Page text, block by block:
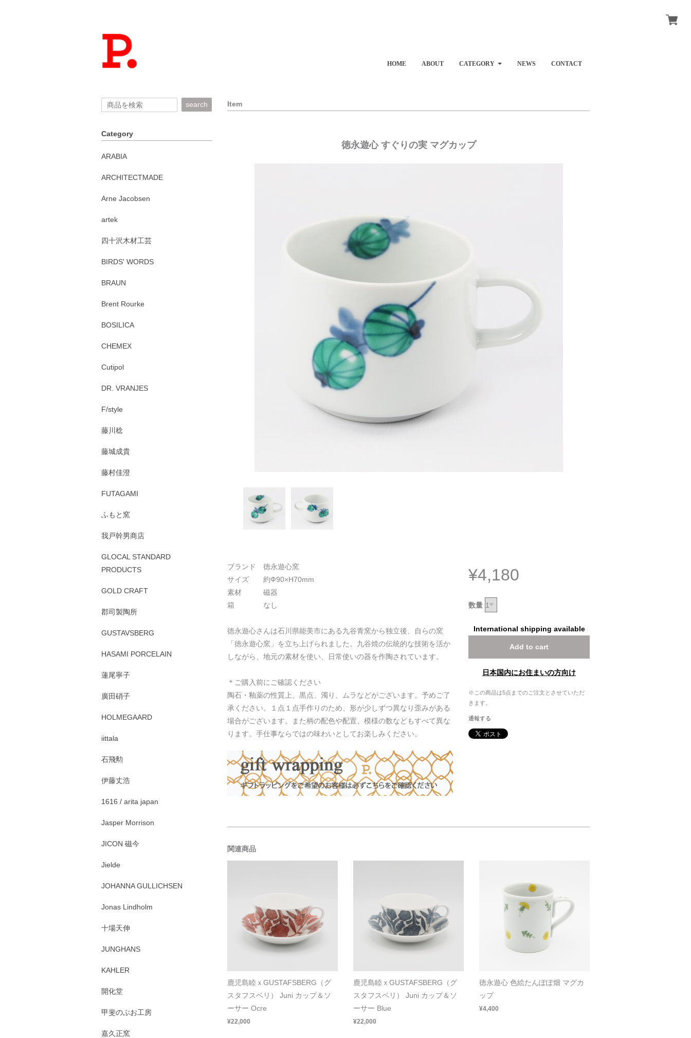
HOME ABOUT CATEGORY NEWS CONTACT
Item
徳永遊心 すぐりの実 マグカップ
ブランド 徳永遊心窯
サイズ 約Ф90×H70mm
素材 磁器
箱 なし
徳永遊心さんは石川県能美市にある九谷青窯から独立後、自らの窯
「徳永遊心窯」を立ち上げられました。九谷焼の伝統的な技術を活か
しながら、地元の素材を使い、日常使いの器を作陶されています。
＊ご購入前にご確認ください
陶石・釉薬の性質上、黒点、濁り、ムラなどがございます。予めご了
承ください。１点１点手作りのため、形が少しずつ異なり歪みがある
場合がございます。また柄の配色や配置、模様の数などもすべて異な
ります。手仕事ならではの味わいとしてお楽しみください。
¥4,180
数量
International shipping available
Add to cart
日本国内にお住まいの方向け
※この商品は5点までのご注文とさせていただ
きます。
通報する
関連商品
鹿児島睦ｘGUSTAFSBERG（グ
スタフスベリ） Juni カップ＆ソ
ーサー Ocre
¥22,000
鹿児島睦ｘGUSTAFSBERG（グ
スタフスベリ） Juni カップ＆ソ
ーサー Blue
¥22,000
徳永遊心 色絵たんぽぽ畑 マグカ
ップ
¥4,400
search
Category
ARABIA
ARCHITECTMADE
Arne Jacobsen
artek
四十沢木材工芸
BIRDS' WORDS
BRAUN
Brent Rourke
BOSILICA
CHEMEX
Cutipol
DR. VRANJES
F/style
藤川稔
藤城成貴
藤村佳澄
FUTAGAMI
ふもと窯
我戸幹男商店
GLOCAL STANDARD
PRODUCTS
GOLD CRAFT
郡司製陶所
GUSTAVSBERG
HASAMI PORCELAIN
蓮尾寧子
廣田硝子
HOLMEGAARD
iittala
石飛勲
伊藤丈浩
1616 / arita japan
Jasper Morrison
JICON 磁今
Jielde
JOHANNA GULLICHSEN
Jonas Lindholm
十場天伸
JUNGHANS
KAHLER
開化堂
甲斐のぶお工房
嘉久正窯